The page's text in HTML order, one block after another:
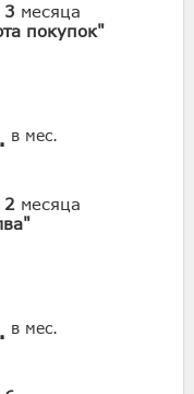
3 месяца
покупок"
в мес.
2 месяца
в мес.